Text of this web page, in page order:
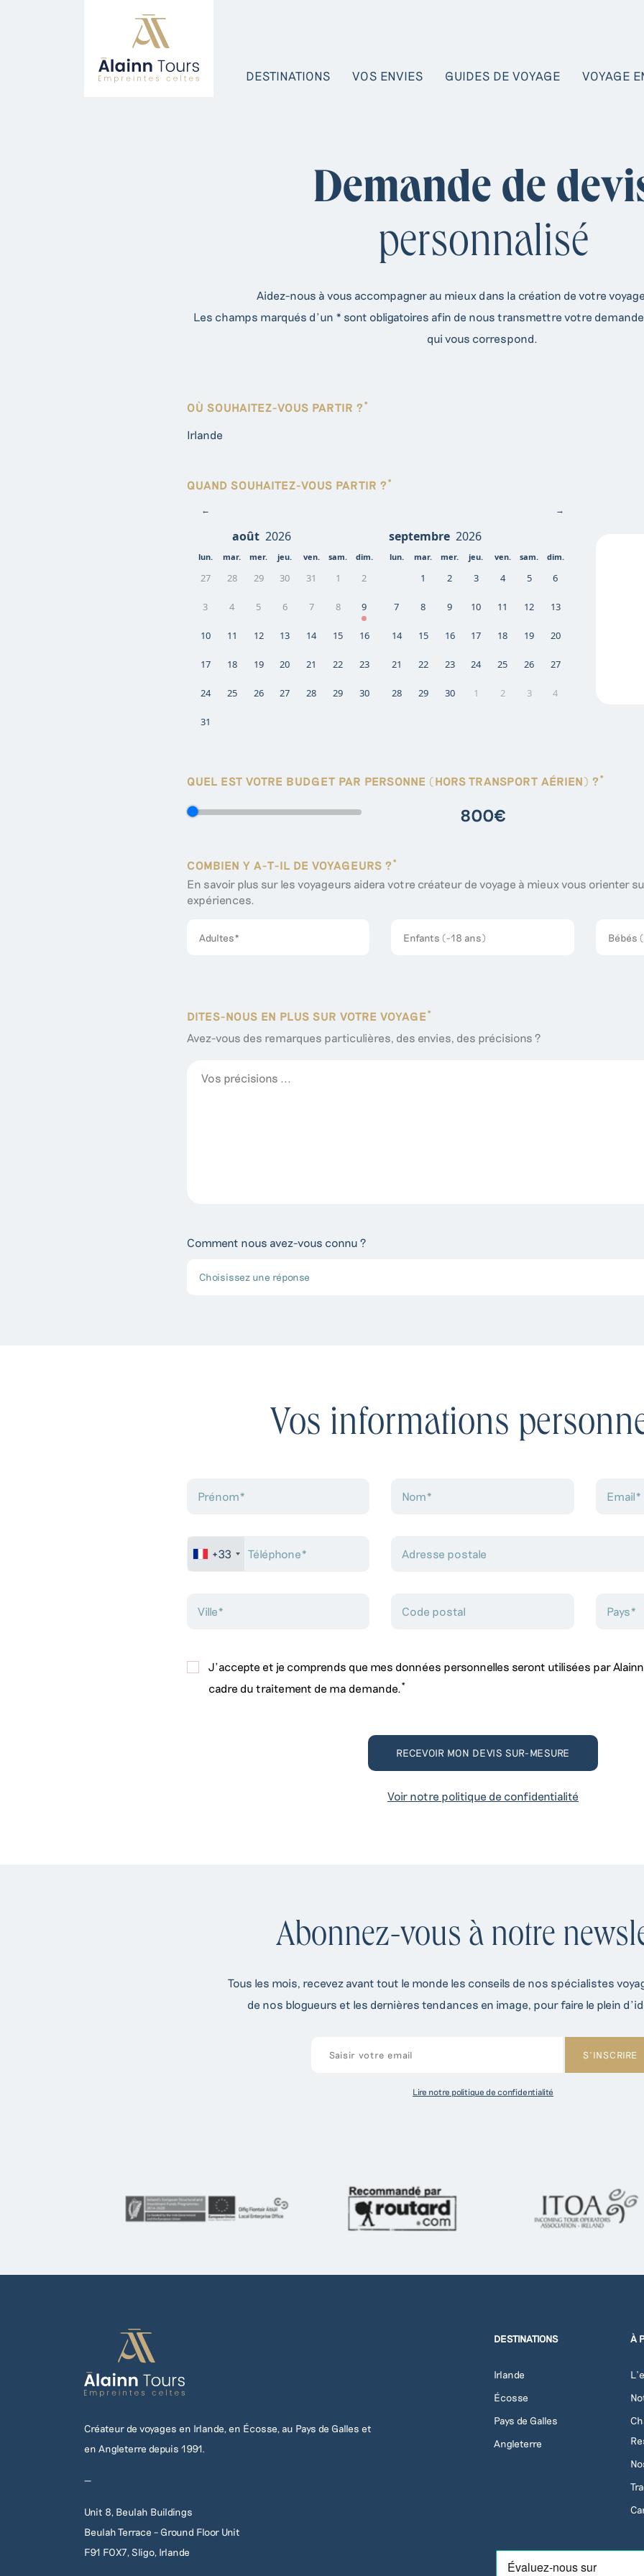
DESTINATIONS VOS ENVIES GUIDES DE VOYAGE VOYAGE
Demande de
personnalisé
Aidez-nous à vous accompagner au mieux dans la création de votre
Les champs marqués d’un * sont obligatoires afin de nous transmettre votre
qui vous correspond.
OÙ SOUHAITEZ-VOUS PARTIR ?*
Irlande
QUAND SOUHAITEZ-VOUS PARTIR ?*
← →
lun. mar. mer. jeu. ven. sam. dim.
27 28 29 30 31 1 2
3 4 5 6 7 8 9
10 11 12 13 14 15 16
17 18 19 20 21 22 23
24 25 26 27 28 29 30
31
lun. mar. mer. jeu. ven. sam. dim.
1 2 3 4 5 6
7 8 9 10 11 12 13
14 15 16 17 18 19 20
21 22 23 24 25 26 27
28 29 30 1 2 3 4
QUEL EST VOTRE BUDGET PAR PERSONNE (HORS TRANSPORT AÉRIEN) ?*
800€
COMBIEN Y A-T-IL DE VOYAGEURS ?*
En savoir plus sur les voyageurs aidera votre créateur de voyage à mieux vous orienter
expériences.
DITES-NOUS EN PLUS SUR VOTRE VOYAGE *
Avez-vous des remarques particulières, des envies, des précisions ?
Comment nous avez-vous connu ?
Choisissez une réponse
Vos informations
+33
J'accepte et je comprends que mes données personnelles seront utilisées par
cadre du traitement de ma demande. *
Voir notre politique de confidentialité
Abonnez-vous à notre
Tous les mois, recevez avant tout le monde les conseils de nos spécialistes
de nos blogueurs et les dernières tendances en image, pour faire le plein
Lire notre politique de confidentialité
Créateur de voyages en Irlande, en Écosse, au Pays de Galles et
en Angleterre depuis 1991.
—
Unit 8, Beulah Buildings
Beulah Terrace – Ground Floor Unit
F91 F0X7, Sligo, Irlande
DESTINATIONS
Irlande
Écosse
Pays de Galles
Angleterre
À